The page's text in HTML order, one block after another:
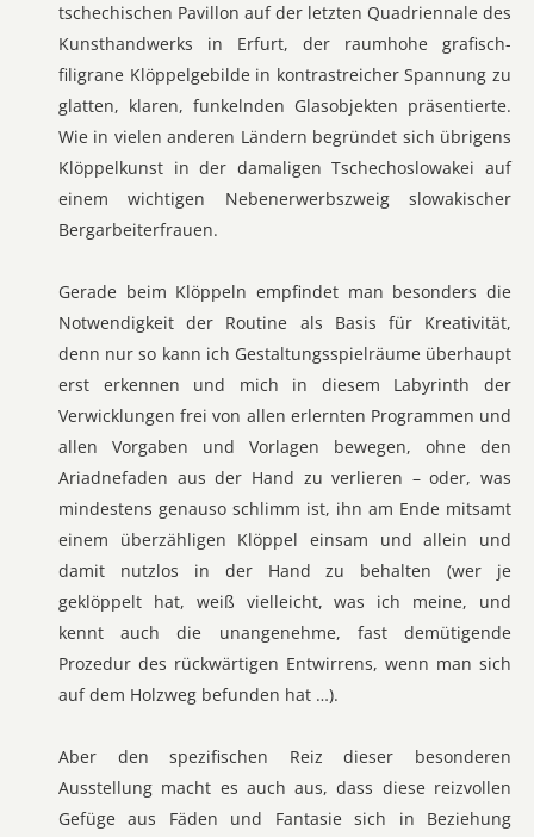
tschechischen Pavillon auf der letzten Quadriennale des
Kunsthandwerks in Erfurt, der raumhohe grafisch-
filigrane Klöppelgebilde in kontrastreicher Spannung zu
glatten, klaren, funkelnden Glasobjekten präsentierte.
Wie in vielen anderen Ländern begründet sich übrigens
Klöppelkunst in der damaligen Tschechoslowakei auf
einem wichtigen Nebenerwerbszweig slowakischer
Bergarbeiterfrauen.
Gerade beim Klöppeln empfindet man besonders die
Notwendigkeit der Routine als Basis für Kreativität,
denn nur so kann ich Gestaltungsspielräume überhaupt
erst erkennen und mich in diesem Labyrinth der
Verwicklungen frei von allen erlernten Programmen und
allen Vorgaben und Vorlagen bewegen, ohne den
Ariadnefaden aus der Hand zu verlieren – oder, was
mindestens genauso schlimm ist, ihn am Ende mitsamt
einem überzähligen Klöppel einsam und allein und
damit nutzlos in der Hand zu behalten (wer je
geklöppelt hat, weiß vielleicht, was ich meine, und
kennt auch die unangenehme, fast demütigende
Prozedur des rückwärtigen Entwirrens, wenn man sich
auf dem Holzweg befunden hat …).
Aber den spezifischen Reiz dieser besonderen
Ausstellung macht es auch aus, dass diese reizvollen
Gefüge aus Fäden und Fantasie sich in Beziehung